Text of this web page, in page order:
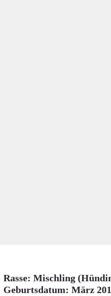
Rasse: Mischling (
Geburtsdatum: März